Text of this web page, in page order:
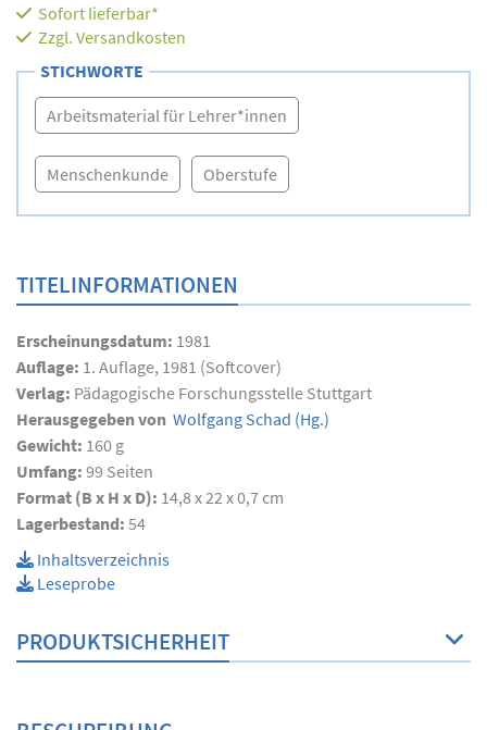
Sofort lieferbar*
Zzgl. Versandkosten
STICHWORTE
Arbeitsmaterial für Lehrer*innen
Menschenkunde Oberstufe
TITELINFORMATIONEN
Erscheinungsdatum: 1981
Auflage: 1. Auflage, 1981 (Softcover)
Verlag: Pädagogische Forschungsstelle Stuttgart
Herausgegeben von Wolfgang Schad (Hg.)
Gewicht: 160 g
Umfang: 99 Seiten
Format (B x H x D): 14,8 x 22 x 0,7 cm
Lagerbestand: 54
Inhaltsverzeichnis
Leseprobe
PRODUKTSICHERHEIT